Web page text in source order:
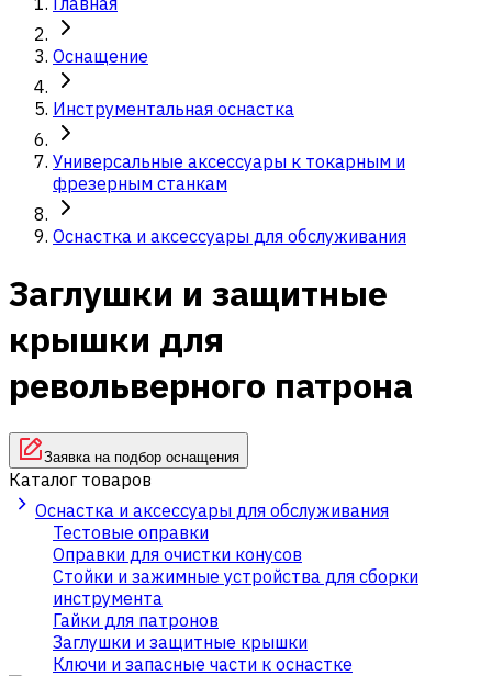
Оснащение
Инструментальная оснастка
Универсальные аксессуары к токарным и
фрезерным станкам
Оснастка и аксессуары для обслуживания
Заглушки и защитные
крышки для
револьверного патрона
Заявка на подбор оснащения
Каталог товаров
Оснастка и аксессуары для обслуживания
Тестовые оправки
Оправки для очистки конусов
Стойки и зажимные устройства для сборки
инструмента
Гайки для патронов
Заглушки и защитные крышки
Ключи и запасные части к оснастке